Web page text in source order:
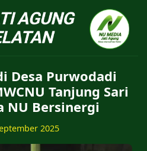
NU Jatiagung - Situs
Desa Purwodadi
Tanjung Sari
NU Bersinergi
2025